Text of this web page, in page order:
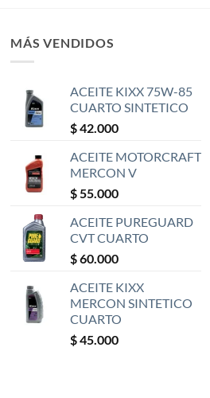
MÁS VENDIDOS
ACEITE KIXX 75W-85
CUARTO SINTETICO
$42.000
ACEITE MOTORCRAFT
MERCON V
$55.000
ACEITE PUREGUARD
CVT CUARTO
$60.000
ACEITE KIXX
MERCON SINTETICO
CUARTO
$45.000